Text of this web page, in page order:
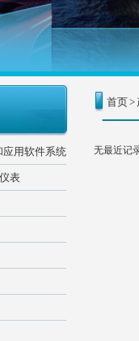
应用软件系统
表
首页>
无最近记